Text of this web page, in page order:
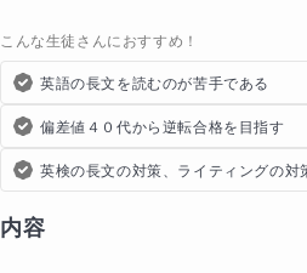
こんな生徒さんにおすすめ！
英語の長文を読むのが苦手である
偏差値４０代から逆転合格を目指す
英検の長文の対策、ライティングの対
内容